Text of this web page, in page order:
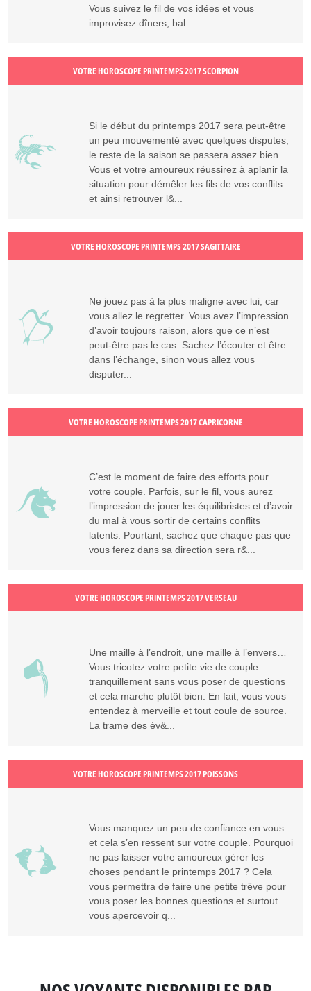
Vous suivez le fil de vos idées et vous
improvisez dîners, bal...
VOTRE HOROSCOPE PRINTEMPS 2017 SCORPION
Si le début du printemps 2017 sera peut-être
un peu mouvementé avec quelques disputes,
le reste de la saison se passera assez bien.
Vous et votre amoureux réussirez à aplanir la
situation pour démêler les fils de vos conflits
et ainsi retrouver l&...
VOTRE HOROSCOPE PRINTEMPS 2017 SAGITTAIRE
Ne jouez pas à la plus maligne avec lui, car
vous allez le regretter. Vous avez l’impression
d’avoir toujours raison, alors que ce n’est
peut-être pas le cas. Sachez l’écouter et être
dans l’échange, sinon vous allez vous
disputer...
VOTRE HOROSCOPE PRINTEMPS 2017 CAPRICORNE
C’est le moment de faire des efforts pour
votre couple. Parfois, sur le fil, vous aurez
l’impression de jouer les équilibristes et d’avoir
du mal à vous sortir de certains conflits
latents. Pourtant, sachez que chaque pas que
vous ferez dans sa direction sera r&...
VOTRE HOROSCOPE PRINTEMPS 2017 VERSEAU
Une maille à l’endroit, une maille à l’envers…
Vous tricotez votre petite vie de couple
tranquillement sans vous poser de questions
et cela marche plutôt bien. En fait, vous vous
entendez à merveille et tout coule de source.
La trame des év&...
VOTRE HOROSCOPE PRINTEMPS 2017 POISSONS
Vous manquez un peu de confiance en vous
et cela s’en ressent sur votre couple. Pourquoi
ne pas laisser votre amoureux gérer les
choses pendant le printemps 2017 ? Cela
vous permettra de faire une petite trêve pour
vous poser les bonnes questions et surtout
vous apercevoir q...